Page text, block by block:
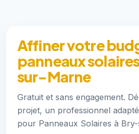
Affiner votre
panneaux
sur-Marne
Gratuit et sans engagement.
projet, un professionnel
pour Panneaux Solaires à